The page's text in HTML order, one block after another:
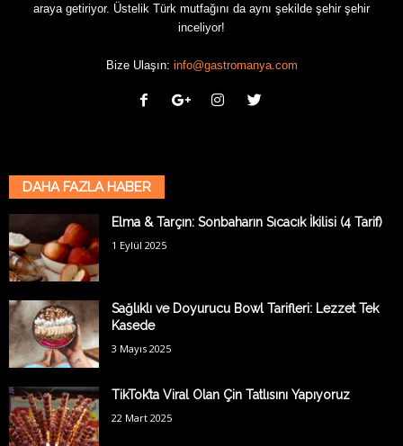
araya getiriyor. Üstelik Türk mutfağını da aynı şekilde şehir şehir
inceliyor!
Bize Ulaşın: info@gastromanya.com
DAHA FAZLA HABER
Elma & Tarçın: Sonbaharın Sıcacık İkilisi (4 Tarif)
1 Eylül 2025
Sağlıklı ve Doyurucu Bowl Tarifleri: Lezzet Tek
Kasede
3 Mayıs 2025
TikTok’ta Viral Olan Çin Tatlısını Yapıyoruz
22 Mart 2025